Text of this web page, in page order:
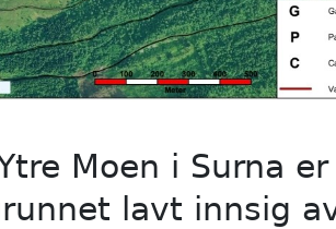
Moen i Surna er
lavt innsig